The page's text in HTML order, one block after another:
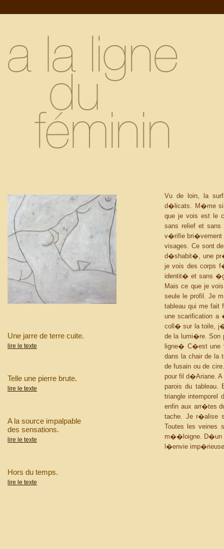
Une jarre de terre cuite.
lire le texte
Telle une pierre brute.
lire le texte
A la source impalpable
des sensations.
lire le texte
Hors du temps.
lire le texte
Vu de loin, la
d�licats. M�me si
que je vois est le
sans relief et
v�rifie bri�vement
visages. Ce sont
d�shabit�, une
je vois des corps
identit� et sans
Mais ce que je
seule le profil. Je
tableau qui me fait
une scarification
coll� sur la toile,
de la lumi�re. Son
ligne� C�est une
dans la chair de la
de fusain ou de
pour fil d�Ariane.
parois du
triangle intemporel
enfin aux arr�tes
tache. Je r�alise
Toutes les veines
m��loigne. D�un
l�envie